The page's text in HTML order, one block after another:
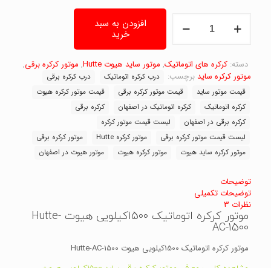
کرکره
هیوت
Hutte-
AC-
1500
عدد
افزودن به سبد
خرید
دسته: کرکره های اتوماتیک, موتور ساید هیوت Hutte , موتور کرکره برقی,
موتور کرکره ساید برچسب: درب کرکره اتوماتیک
درب کرکره برقی
قیمت موتور ساید
قیمت موتور کرکره برقی
قیمت موتور کرکره هیوت
کرکره اتوماتیک
کرکره اتوماتیک در اصفهان
کرکره برقی
کرکره برقی در اصفهان
لیست قیمت موتور کرکره
لیست قیمت موتور کرکره برقی
موتور کرکره Hutte
موتور کرکره برقی
موتور کرکره ساید هیوت
موتور کرکره هیوت موتور هیوت در اصفهان
توضیحات
توضیحات تکمیلی
نظرات 3
موتور کرکره اتوماتیک 1500کیلویی هیوت Hutte-
AC-1500
موتور کرکره اتوماتیک 1500کیلویی هیوت Hutte-AC-1500